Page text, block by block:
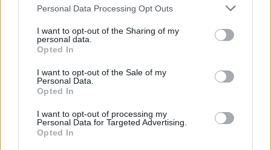
Please note that this website/app uses one or more Google
not limited to your visit or usage behaviour. You may click to
grant or deny consent to Google and its third-party tags to
use your data for below specified purposes in below Google
consent section.
Personal Data Processing Opt Outs
I want to opt-out of the Sharing of my
personal data.
Opted In
I want to opt-out of the Sale of my
Personal Data.
Opted In
I want to opt-out of processing my
Personal Data for Targeted Advertising.
Opted In
Népszerű